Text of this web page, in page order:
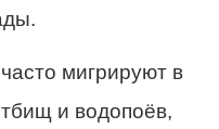
мигрируют в
и водопоёв,